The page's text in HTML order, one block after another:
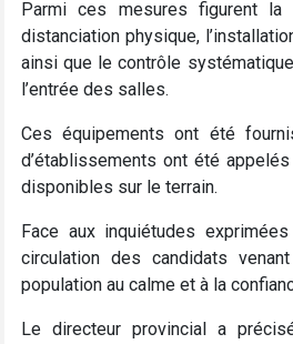
Parmi ces mesures figurent
distanciation physique,
ainsi que le contrôle
l’entrée des salles.
Ces équipements ont été
d’établissements ont été
disponibles sur le terrain.
Face aux inquiétudes
circulation des candidats
population au calme et à la
Le directeur provincial a